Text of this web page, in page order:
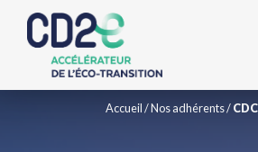
Accueil/Nos adhérents/